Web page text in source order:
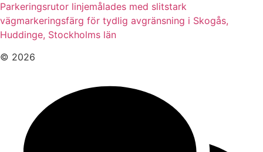
Parkeringsrutor linjemålades med slitstark
vägmarkeringsfärg för tydlig avgränsning i Skogås,
Huddinge, Stockholms län
© 2026